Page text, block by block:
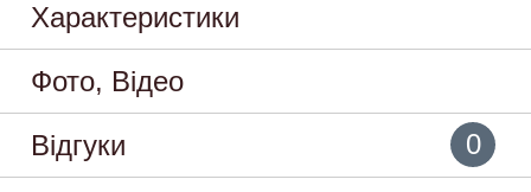
Характеристики
Фото, Відео
Відгуки
0